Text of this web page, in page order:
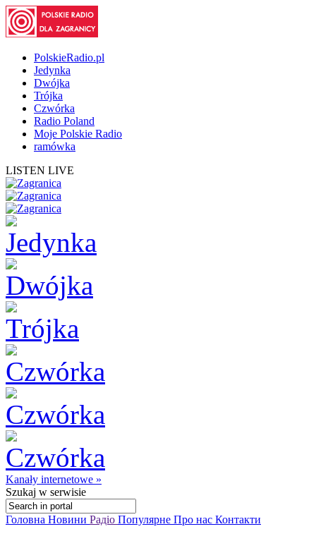
PolskieRadio.pl
Jedynka
Dwójka
Trójka
Czwórka
Radio Poland
Moje Polskie Radio
ramówka
LISTEN LIVE
Kanały internetowe »
Szukaj w serwisie
Головна Новини Радіо Популярне Про нас Контакти